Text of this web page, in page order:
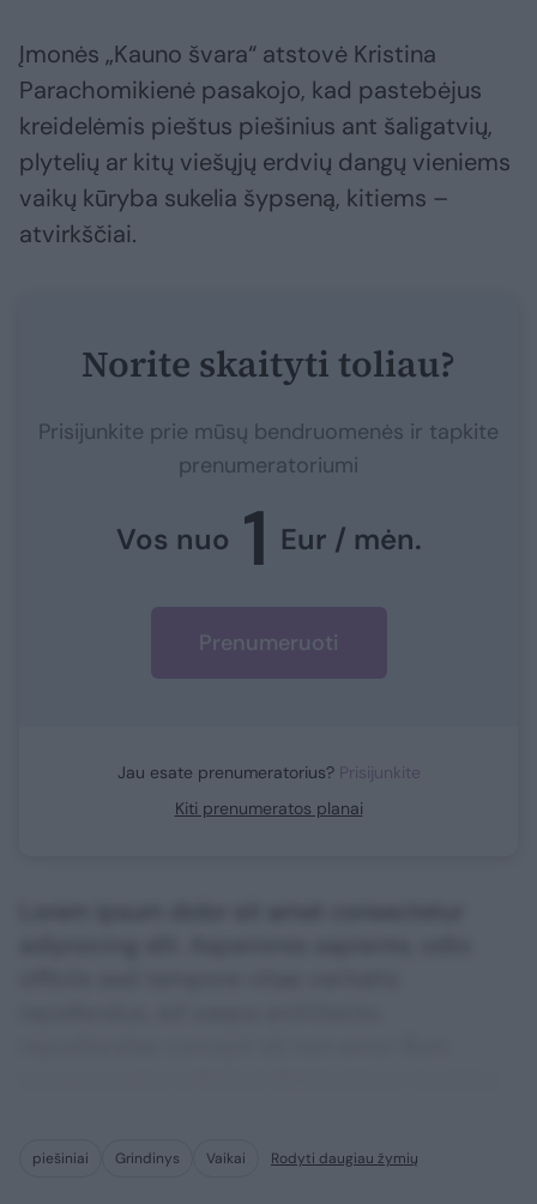
Įmonės „Kauno švara“ atstovė Kristina
Parachomikienė pasakojo, kad pastebėjus
kreidelėmis pieštus piešinius ant šaligatvių,
plytelių ar kitų viešųjų erdvių dangų vieniems
vaikų kūryba sukelia šypseną, kitiems –
atvirkščiai.
Norite skaityti toliau?
Prisijunkite prie mūsų bendruomenės ir tapkite
prenumeratoriumi
Vos nuo 1 Eur / mėn.
Prenumeruoti
Jau esate prenumeratorius? Prisijunkite
Kiti prenumeratos planai
piešiniai Grindinys Vaikai Rodyti daugiau žymių